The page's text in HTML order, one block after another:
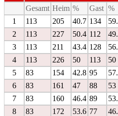
Gesamt Heim % Gast %
1
113 205 40.7 134
2
113 227 50.4 112
3
113 211 43.4 128
4
113 226 50 113 50
5
83 154 42.8 95
6
83 161 47 88 53
7
83 160 46.4 89
8
83 172 53.6 77